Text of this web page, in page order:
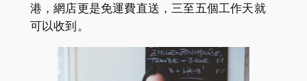
港，網店更是免運費直送，三至五個工作天就
可以收到。